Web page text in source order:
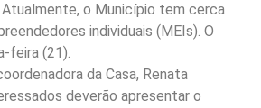
Atualmente, o Município tem cerca
individuais (MEIs). O
feira (21).
da Casa, Renata
deverão apresentar o